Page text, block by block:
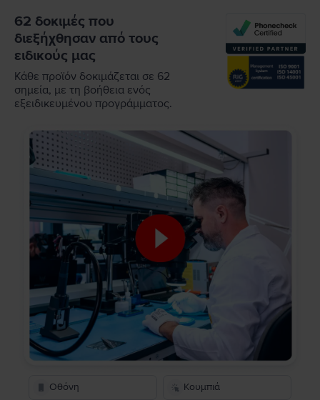
62 δοκιμές που
διεξήχθησαν από τους
ειδικούς μας
Κάθε προϊόν δοκιμάζεται σε 62
σημεία, με τη βοήθεια ενός
εξειδικευμένου προγράμματος.
Οθόνη Κουμπιά